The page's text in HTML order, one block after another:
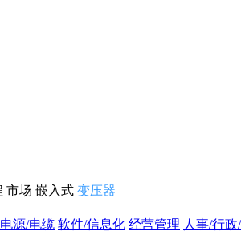
市场 嵌入式 变压器
电源/电缆 软件/信息化 经营管理 人事/行政